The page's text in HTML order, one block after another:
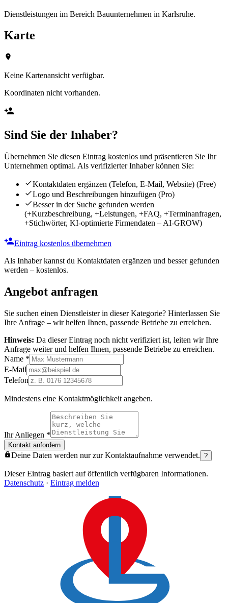
Dienstleistungen im Bereich Bauunternehmen in Karlsruhe.
Karte
Keine Kartenansicht verfügbar.
Koordinaten nicht vorhanden.
Sind Sie der Inhaber?
Übernehmen Sie diesen Eintrag kostenlos und präsentieren Sie Ihr
Unternehmen optimal. Als verifizierter Inhaber können Sie:
Kontaktdaten ergänzen (Telefon, E-Mail, Website) (Free)
Logo und Beschreibungen hinzufügen (Pro)
Besser in der Suche gefunden werden
(+Kurzbeschreibung, +Leistungen, +FAQ, +Terminanfragen,
+Stichwörter, KI-optimierte Firmendaten – AI-GROW)
Eintrag kostenlos übernehmen
Als Inhaber kannst du Kontaktdaten ergänzen und besser gefunden
werden – kostenlos.
Angebot anfragen
Sie suchen einen Dienstleister in dieser Kategorie? Hinterlassen Sie
Ihre Anfrage – wir helfen Ihnen, passende Betriebe zu erreichen.
Hinweis: Da dieser Eintrag noch nicht verifiziert ist, leiten wir Ihre
Anfrage weiter und helfen Ihnen, passende Betriebe zu erreichen.
Name *
E-Mail
Telefon
Mindestens eine Kontaktmöglichkeit angeben.
Ihr Anliegen *
Kontakt anfordern
Deine Daten werden nur zur Kontaktaufnahme verwendet. ?
Dieser Eintrag basiert auf öffentlich verfügbaren Informationen.
Datenschutz · Eintrag melden